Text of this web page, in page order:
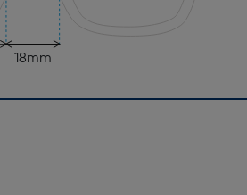
18mm